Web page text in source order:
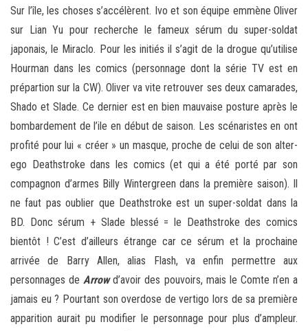
Sur l’île, les choses s’accélèrent. Ivo et son équipe emmène Oliver
sur Lian Yu pour recherche le fameux sérum du super-soldat
japonais, le Miraclo. Pour les initiés il s’agit de la drogue qu’utilise
Hourman dans les comics (personnage dont la série TV est en
prépartion sur la CW). Oliver va vite retrouver ses deux camarades,
Shado et Slade. Ce dernier est en bien mauvaise posture après le
bombardement de l’ile en début de saison. Les scénaristes en ont
profité pour lui « créer » un masque, proche de celui de son alter-
ego Deathstroke dans les comics (et qui a été porté par son
compagnon d’armes Billy Wintergreen dans la première saison). Il
ne faut pas oublier que Deathstroke est un super-soldat dans la
BD. Donc sérum + Slade blessé = le Deathstroke des comics
bientôt ! C’est d’ailleurs étrange car ce sérum et la prochaine
arrivée de Barry Allen, alias Flash, va enfin permettre aux
personnages deArrowd’avoir des pouvoirs, mais le Comte n’en a
jamais eu ? Pourtant son overdose de vertigo lors de sa première
apparition aurait pu modifier le personnage pour plus d’ampleur.